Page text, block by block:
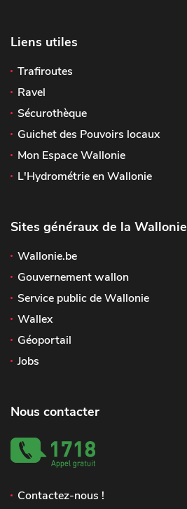
Liens utiles
Trafiroutes
Ravel
Sécurothèque
Guichet des Pouvoirs locaux
Mon Espace Wallonie
L'Hydrométrie en Wallonie
Sites généraux de la Wallonie
Wallonie.be
Gouvernement wallon
Service public de Wallonie
Wallex
Géoportail
Jobs
Nous contacter
Contactez-nous !